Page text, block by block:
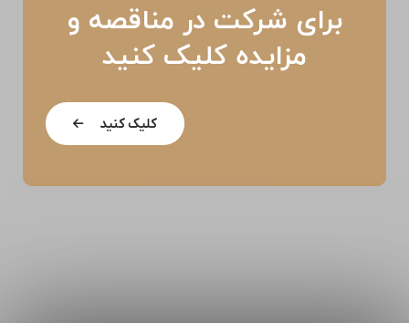
برای شرکت در مناقصه و
مزایده کلیک کنید
کلیک کنید